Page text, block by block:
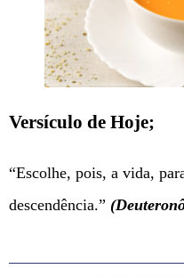
Versículo de Hoje;
“Escolhe, pois, a vida,
descendência.”